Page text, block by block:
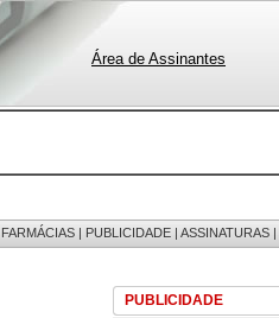
Área de Assinantes
FARMÁCIAS | PUBLICIDADE | ASSINATURAS |
PUBLICIDADE